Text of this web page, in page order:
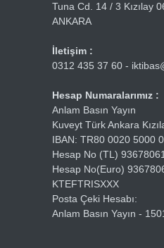
Tuna Cd. 14 / 3 Kızılay
ANKARA
İletişim :
0312 435 37 60 -
Hesap Numaralarımız :
Anlam Basın Yayın
Kuveyt Türk Ankara
IBAN: TR80 0020 5000
Hesap No (TL)
Hesap No(Euro)
KTEFTRISXXX
Posta Çeki Hesabı:
Anlam Basın Yayın -